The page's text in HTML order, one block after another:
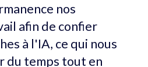
nos
afin de confier
à l'IA, ce qui nous
du temps tout en